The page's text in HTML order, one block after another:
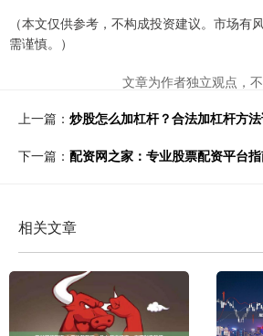
（本文仅供参考，不构成投资建议。市场有
需谨慎。）
文章为作者独立观点，
上一篇： 炒股怎么加杠杆？合法加杠杆方
下一篇： 配资网之家：专业股票配资平台
相关文章